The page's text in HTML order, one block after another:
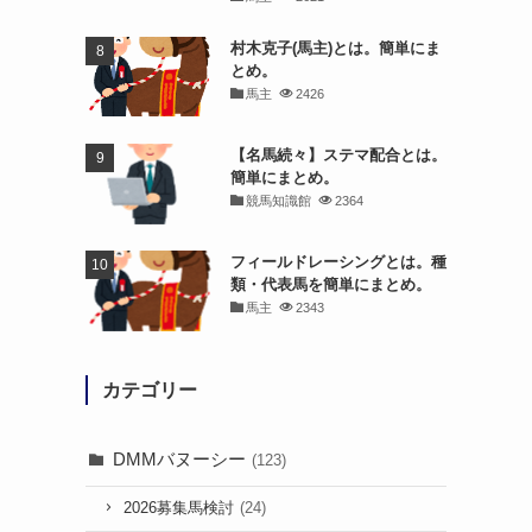
村木克子(馬主)とは。簡単にま
とめ。
馬主 2426
【名馬続々】ステマ配合とは。
簡単にまとめ。
競馬知識館 2364
フィールドレーシングとは。種
類・代表馬を簡単にまとめ。
馬主 2343
カテゴリー
DMMバヌーシー (123)
2026募集馬検討 (24)